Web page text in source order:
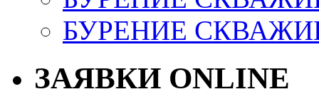
БУРЕНИЕ
ЗАЯВКИ ONLINE